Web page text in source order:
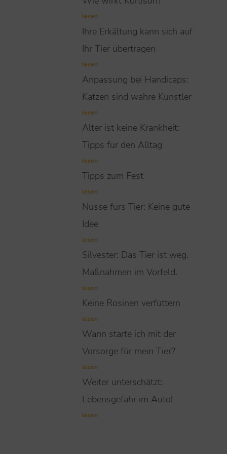
lesen
Ihre Erkältung kann sich auf
Ihr Tier übertragen
lesen
Anpassung bei Handicaps:
Katzen sind wahre Künstler
lesen
Alter ist keine Krankheit:
Tipps für den Alltag
lesen
Tipps zum Fest
lesen
Nüsse fürs Tier: Keine gute
Idee
lesen
Silvester: Das Tier ist weg.
Maßnahmen im Vorfeld.
lesen
Keine Rosinen verfüttern
lesen
Wann starte ich mit der
Vorsorge für mein Tier?
lesen
Weiter unterschätzt:
Lebensgefahr im Auto!
lesen